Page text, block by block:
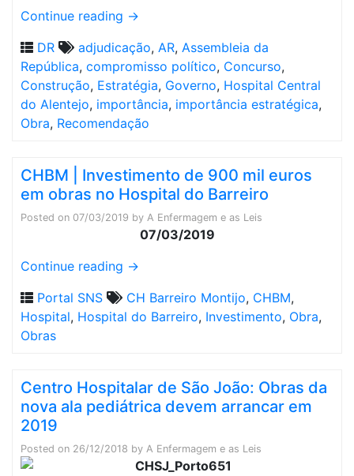
Continue reading →
DR
adjudicação, AR, Assembleia da
República, compromisso político, Concurso,
Construção, Estratégia, Governo, Hospital Central
do Alentejo, importância, importância estratégica,
Obra, Recomendação
CHBM | Investimento de 900 mil euros
em obras no Hospital do Barreiro
Posted on 07/03/2019 by A Enfermagem e as Leis
07/03/2019
Continue reading →
Portal SNS
CH Barreiro Montijo, CHBM,
Hospital, Hospital do Barreiro, Investimento, Obra,
Obras
Centro Hospitalar de São João: Obras da
nova ala pediátrica devem arrancar em
2019
Posted on 26/12/2018 by A Enfermagem e as Leis